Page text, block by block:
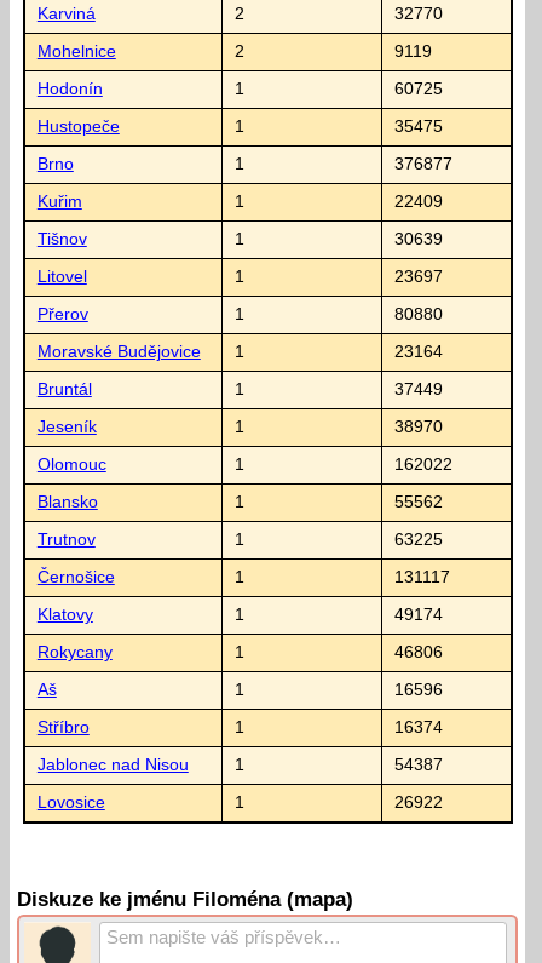
Karviná 2 32770
Mohelnice 2 9119
Hodonín 1 60725
Hustopeče 1 35475
Brno 1 376877
Kuřim 1 22409
Tišnov 1 30639
Litovel 1 23697
Přerov 1 80880
Moravské Budějovice 1 23164
Bruntál 1 37449
Jeseník 1 38970
Olomouc 1 162022
Blansko 1 55562
Trutnov 1 63225
Černošice 1 131117
Klatovy 1 49174
Rokycany 1 46806
Aš 1 16596
Stříbro 1 16374
Jablonec nad Nisou 1 54387
Lovosice 1 26922
Diskuze ke jménu Filoména (mapa)